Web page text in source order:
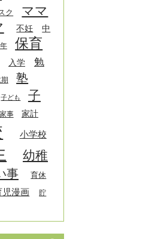
ク
ママ
不妊
中
保育
入学
勉
期 塾
子ども
子
家事 家計
小学校
幼稚
事
育休
児漫画
貯